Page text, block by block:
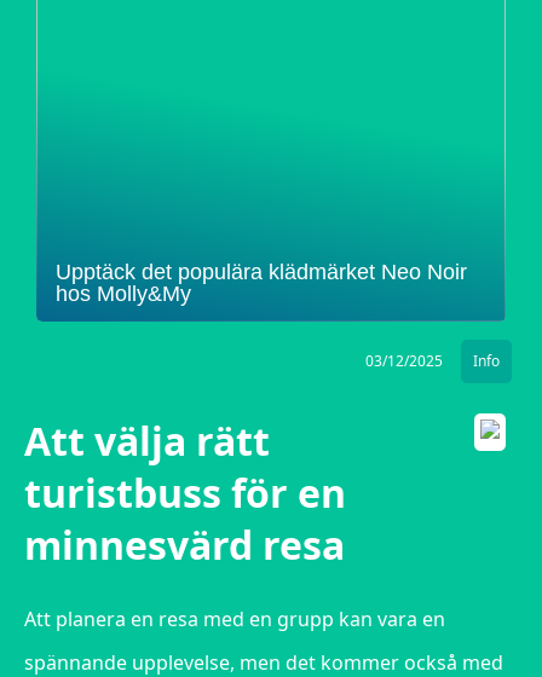
Upptäck det populära klädmärket Neo Noir
hos Molly&My
03/12/2025 Info
Att välja rätt
turistbuss för en
minnesvärd resa
Att planera en resa med en grupp kan vara en
spännande upplevelse, men det kommer också med